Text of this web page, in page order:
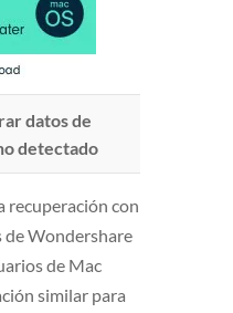
datos de
detectado
recuperación con
de Wondershare
de Mac
similar para